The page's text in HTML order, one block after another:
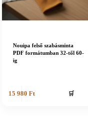
Nouipa felső szabásminta
PDF formátumban 32-től 60-
ig
15 980 Ft 🛒